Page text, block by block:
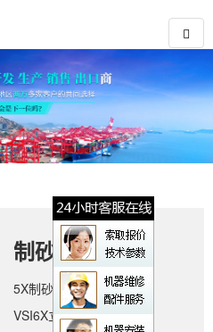
制砂设备
5X制砂机
VSI6X立轴冲击式破碎机